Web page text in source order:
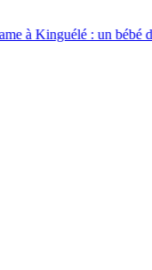
périt dans un violent